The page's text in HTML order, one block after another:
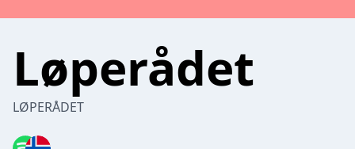
Løperådet
LØPERÅDET